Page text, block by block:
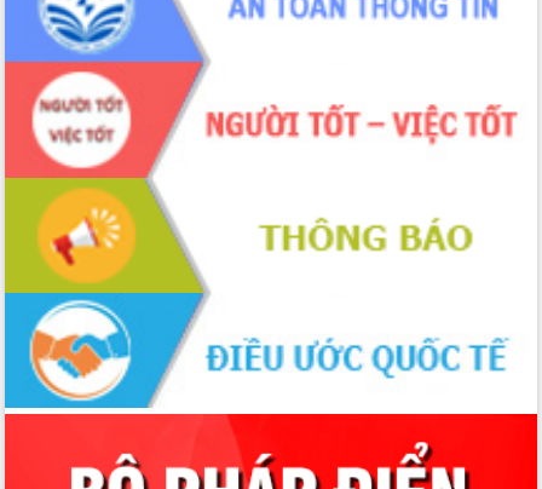
cấp xã
Đắk Lắk phát động hưởng ứng Ngày
Quyền của người tiêu dùng Việt Nam
2026
Đẩy mạnh cải cách hành chính, quyết
tâm đạt được mục tiêu tăng trưởng
hai con số trong năm 2026
Tổ chức trang trọng Lễ hội Đền thờ
Lương Văn Chánh năm 2026
Phó Bí thư Tỉnh ủy Đắk Lắk Đỗ Hữu
Huy giữ chức Bí thư Đảng ủy Ủy Ban
Nhân dân tỉnh
Bệnh án điện tử thúc đẩy chuyển đổi
số y tế tại Đắk Lắk
Chuyển đổi số thư viện: Mở rộng
không gian tri thức trong thời đại số
Đánh giá, rút kinh nghiệm công tác tổ
chức diễn tập trước ngày bầu cử